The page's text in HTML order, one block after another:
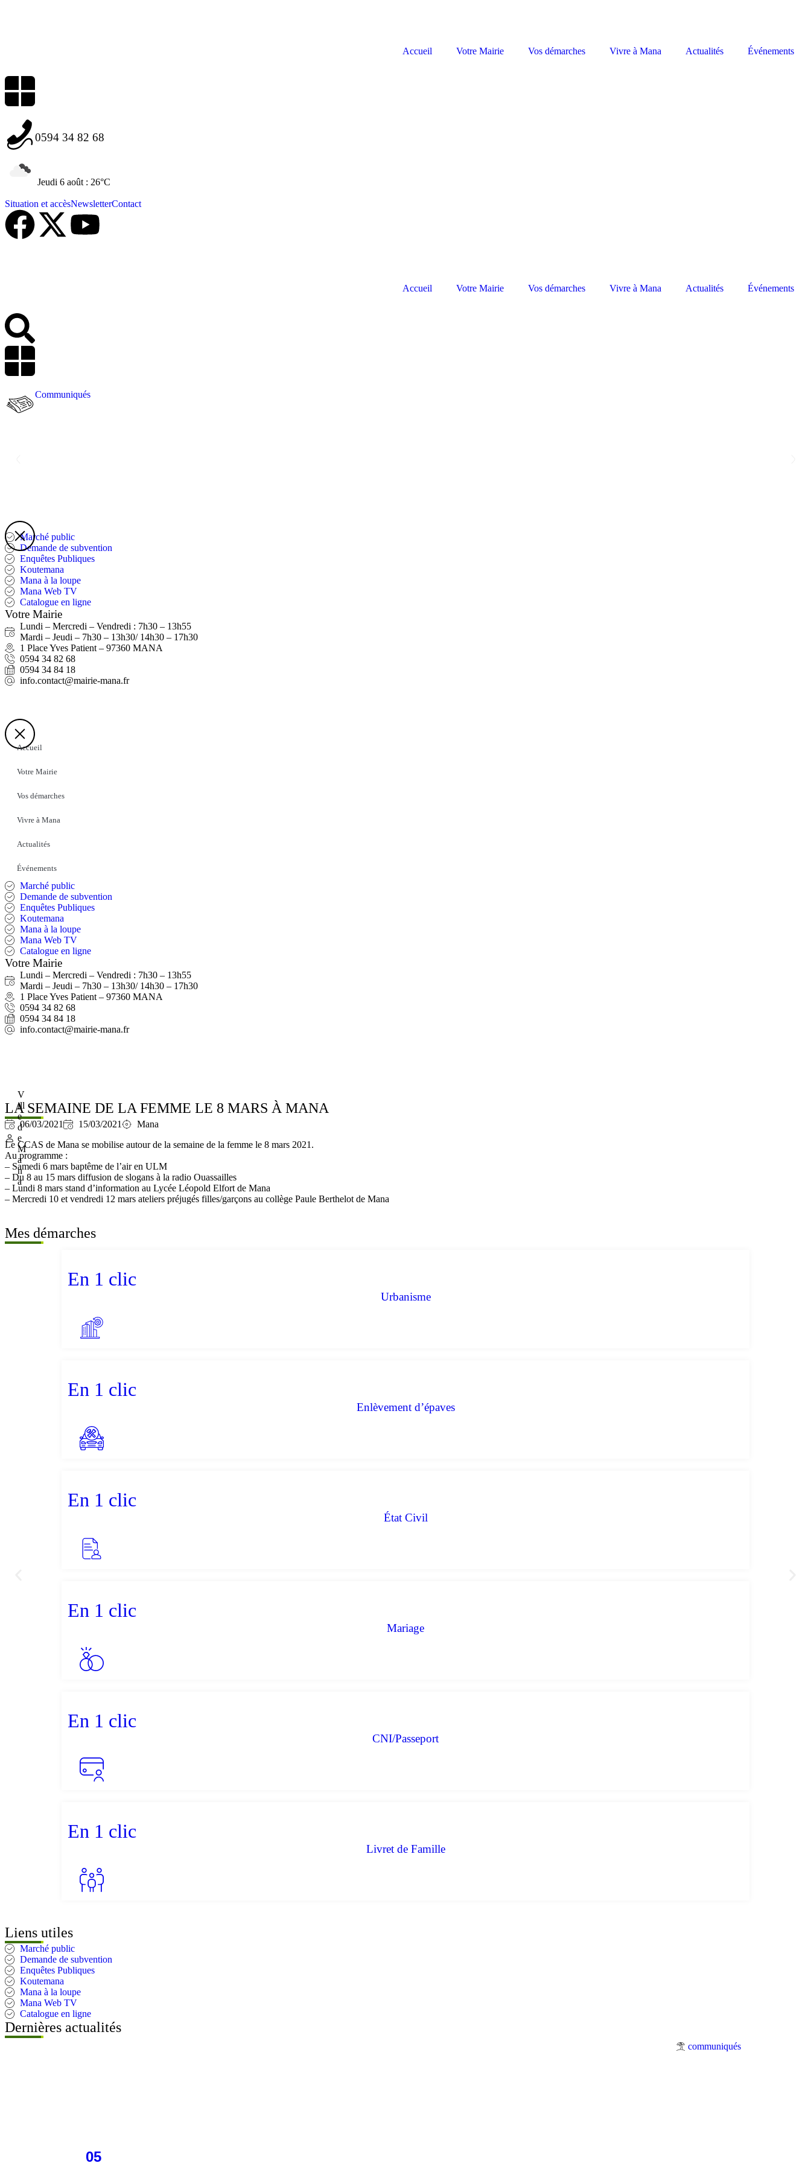
Accueil Votre Mairie Vos démarches Vivre à Mana Actualités Événements
0594 34 82 68
Jeudi 6 août : 26°C
Situation et accèsNewsletterContact
Accueil Votre Mairie Vos démarches Vivre à Mana Actualités Événements
Communiqués
Marché public
Demande de subvention
Enquêtes Publiques
Koutemana
Mana à la loupe
Mana Web TV
Catalogue en ligne
Votre Mairie
Lundi – Mercredi – Vendredi : 7h30 – 13h55
Mardi – Jeudi – 7h30 – 13h30/ 14h30 – 17h30
1 Place Yves Patient – 97360 MANA
0594 34 82 68
0594 34 84 18
info.contact@mairie-mana.fr
Accueil
Votre Mairie
Vos démarches
Vivre à Mana
Actualités
Événements
Marché public
Demande de subvention
Enquêtes Publiques
Koutemana
Mana à la loupe
Mana Web TV
Catalogue en ligne
Votre Mairie
Lundi – Mercredi – Vendredi : 7h30 – 13h55
Mardi – Jeudi – 7h30 – 13h30/ 14h30 – 17h30
1 Place Yves Patient – 97360 MANA
0594 34 82 68
0594 34 84 18
info.contact@mairie-mana.fr
V
ill
e
d
e
M
a
n
a
LA SEMAINE DE LA FEMME LE 8 MARS À MANA
06/03/2021 15/03/2021
Mana
Le CCAS de Mana se mobilise autour de la semaine de la femme le 8 mars 2021.
Au programme :
– Samedi 6 mars baptême de l’air en ULM
– Du 8 au 15 mars diffusion de slogans à la radio Ouassailles
– Lundi 8 mars stand d’information au Lycée Léopold Elfort de Mana
– Mercredi 10 et vendredi 12 mars ateliers préjugés filles/garçons au collège Paule Berthelot de Mana
Mes démarches
En 1 clic
Urbanisme
En 1 clic
Enlèvement d’épaves
En 1 clic
État Civil
En 1 clic
Mariage
En 1 clic
CNI/Passeport
En 1 clic
Livret de Famille
Liens utiles
Marché public
Demande de subvention
Enquêtes Publiques
Koutemana
Mana à la loupe
Mana Web TV
Catalogue en ligne
Dernières actualités
communiqués
05